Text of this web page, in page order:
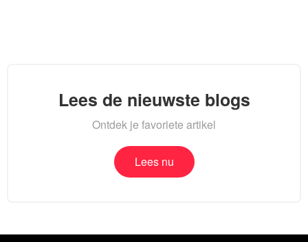
Lees de nieuwste blogs
Ontdek je favoriete artikel
Lees nu